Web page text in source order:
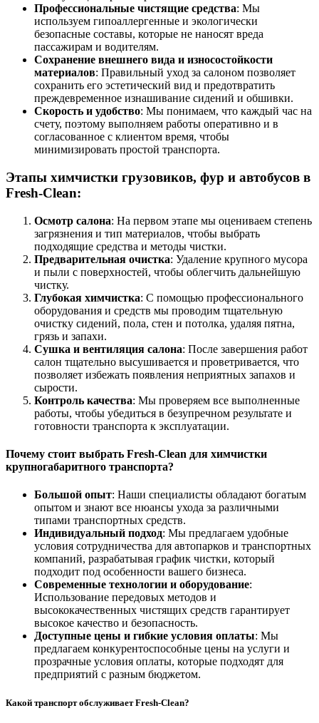
Профессиональные чистящие средства: Мы
используем гипоаллергенные и экологически
безопасные составы, которые не наносят вреда
пассажирам и водителям.
Сохранение внешнего вида и износостойкости
материалов: Правильный уход за салоном позволяет
сохранить его эстетический вид и предотвратить
преждевременное изнашивание сидений и обшивки.
Скорость и удобство: Мы понимаем, что каждый час на
счету, поэтому выполняем работы оперативно и в
согласованное с клиентом время, чтобы
минимизировать простой транспорта.
Этапы химчистки грузовиков, фур и автобусов в
Fresh-Clean:
Осмотр салона: На первом этапе мы оцениваем степень
загрязнения и тип материалов, чтобы выбрать
подходящие средства и методы чистки.
Предварительная очистка: Удаление крупного мусора
и пыли с поверхностей, чтобы облегчить дальнейшую
чистку.
Глубокая химчистка: С помощью профессионального
оборудования и средств мы проводим тщательную
очистку сидений, пола, стен и потолка, удаляя пятна,
грязь и запахи.
Сушка и вентиляция салона: После завершения работ
салон тщательно высушивается и проветривается, что
позволяет избежать появления неприятных запахов и
сырости.
Контроль качества: Мы проверяем все выполненные
работы, чтобы убедиться в безупречном результате и
готовности транспорта к эксплуатации.
Почему стоит выбрать Fresh-Clean для химчистки
крупногабаритного транспорта?
Большой опыт: Наши специалисты обладают богатым
опытом и знают все нюансы ухода за различными
типами транспортных средств.
Индивидуальный подход: Мы предлагаем удобные
условия сотрудничества для автопарков и транспортных
компаний, разрабатывая график чистки, который
подходит под особенности вашего бизнеса.
Современные технологии и оборудование:
Использование передовых методов и
высококачественных чистящих средств гарантирует
высокое качество и безопасность.
Доступные цены и гибкие условия оплаты: Мы
предлагаем конкурентоспособные цены на услуги и
прозрачные условия оплаты, которые подходят для
предприятий с разным бюджетом.
Какой транспорт обслуживает Fresh-Clean?